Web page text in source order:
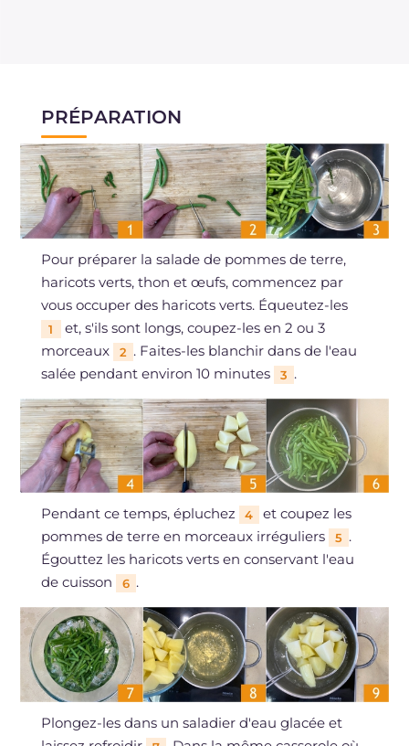
PRÉPARATION
Pour préparer la salade de pommes de terre,
haricots verts, thon et œufs, commencez par
vous occuper des haricots verts. Équeutez-les
1
et, s'ils sont longs, coupez-les en 2 ou 3
morceaux
2 . Faites-les blanchir dans de l'eau
salée pendant environ 10 minutes
3 .
Pendant ce temps, épluchez 4
et coupez les
pommes de terre en morceaux irréguliers
5 .
Égouttez les haricots verts en conservant l'eau
de cuisson
6 .
Plongez-les dans un saladier d'eau glacée et